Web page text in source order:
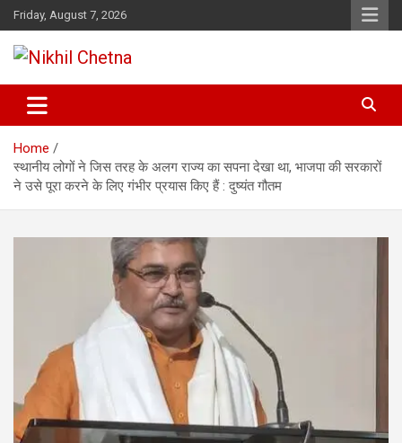
Skip
to
content
Friday, August 7, 2026
Nikhil Chetna
Home
स्थानीय लोगों ने जिस तरह के अलग राज्य का सपना देखा था, भाजपा की सरकारों
ने उसे पूरा करने के लिए गंभीर प्रयास किए हैं : दुष्यंत गौतम